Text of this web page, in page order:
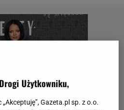
Użytkowniku,
Gazeta.pl sp. z o.o.